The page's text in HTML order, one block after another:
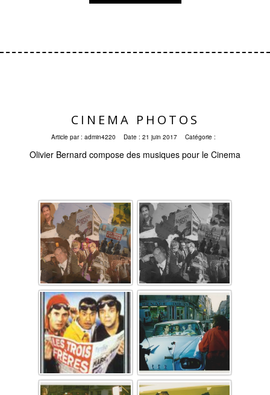
CINEMA PHOTOS
Article par : admin4220 Date : 21 juin 2017 Catégorie :
Olivier Bernard compose des musiques pour le Cinema